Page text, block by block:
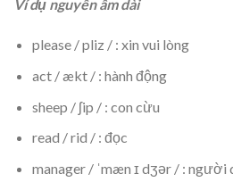
Ví dụ nguyên âm dài
please / pliz / : xin vui lòng
act / ækt / : hành động
sheep / ʃip / : con cừu
read / rid / : đọc
manager / ˈmæn ɪ dʒər / : người